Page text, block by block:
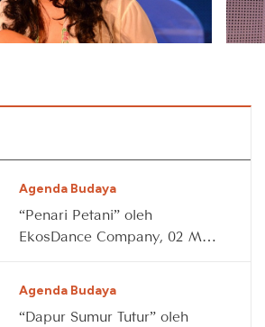
Agenda Budaya
“Penari Petani” oleh
EkosDance Company, 02 May
Agenda Budaya
“Dapur Sumur Tutur” oleh